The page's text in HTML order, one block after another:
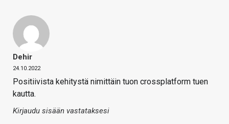
Dehir
24.10.2022
Positiivista kehitystä nimittäin tuon crossplatform tuen
kautta.
Kirjaudu sisään vastataksesi